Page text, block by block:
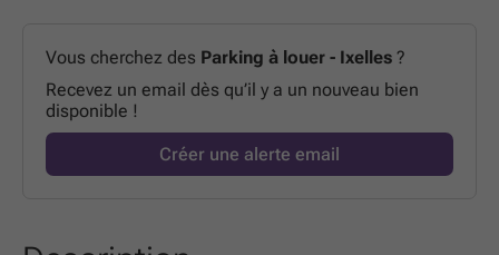
Vous cherchez des Parking à louer - Ixelles ?
Recevez un email dès qu’il y a un nouveau bien
disponible !
Créer une alerte email